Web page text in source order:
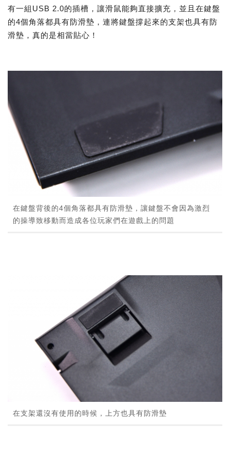
有一組USB 2.0的插槽，讓滑鼠能夠直接擴充，並且在鍵盤
的4個角落都具有防滑墊，連將鍵盤撐起來的支架也具有防
滑墊，真的是相當貼心！
在鍵盤背後的4個角落都具有防滑墊，讓鍵盤不會因為激烈
的操導致移動而造成各位玩家們在遊戲上的問題
在支架還沒有使用的時候，上方也具有防滑墊